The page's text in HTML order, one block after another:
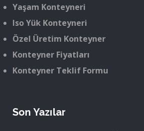
Yaşam Konteyneri
Iso Yük Konteyneri
Özel Üretim Konteyner
Konteyner Fiyatları
Konteyner Teklif Formu
Son Yazılar